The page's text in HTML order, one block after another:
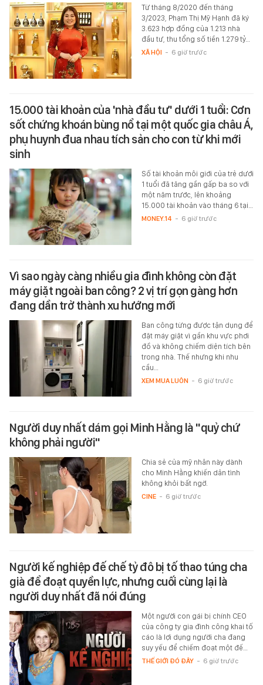
Từ tháng 8/2020 đến tháng
3/2023, Phạm Thị Mỹ Hạnh đã ký
3.623 hợp đồng của 1.213 nhà
đầu tư, thu tổng số tiền 1.279 tỷ…
XÃ HỘI - 6 giờ trước
15.000 tài khoản của 'nhà đầu tư' dưới 1 tuổi: Cơn
sốt chứng khoán bùng nổ tại một quốc gia châu Á,
phụ huynh đua nhau tích sản cho con từ khi mới
sinh
Số tài khoản môi giới của trẻ dưới
1 tuổi đã tăng gần gấp ba so với
một năm trước, lên khoảng
15.000 tài khoản vào tháng 6 tại…
MONEY.14 - 6 giờ trước
Vì sao ngày càng nhiều gia đình không còn đặt
máy giặt ngoài ban công? 2 vị trí gọn gàng hơn
đang dần trở thành xu hướng mới
Ban công từng được tận dụng để
đặt máy giặt vì gần khu vực phơi
đồ và không chiếm diện tích bên
trong nhà. Thế nhưng khi nhu
cầu…
XEM MUA LUÔN - 6 giờ trước
Người duy nhất dám gọi Minh Hằng là "quỷ chứ
không phải người"
Chia sẻ của mỹ nhân này dành
cho Minh Hằng khiến dân tình
không khỏi bất ngờ.
CINE - 6 giờ trước
Người kế nghiệp đế chế tỷ đô bị tố thao túng cha
già để đoạt quyền lực, nhưng cuối cùng lại là
người duy nhất đã nói đúng
Một người con gái bị chính CEO
của công ty gia đình công khai tố
cáo là lợi dụng người cha đang
suy yếu để chiếm đoạt một đế…
THẾ GIỚI ĐÓ ĐÂY - 6 giờ trước